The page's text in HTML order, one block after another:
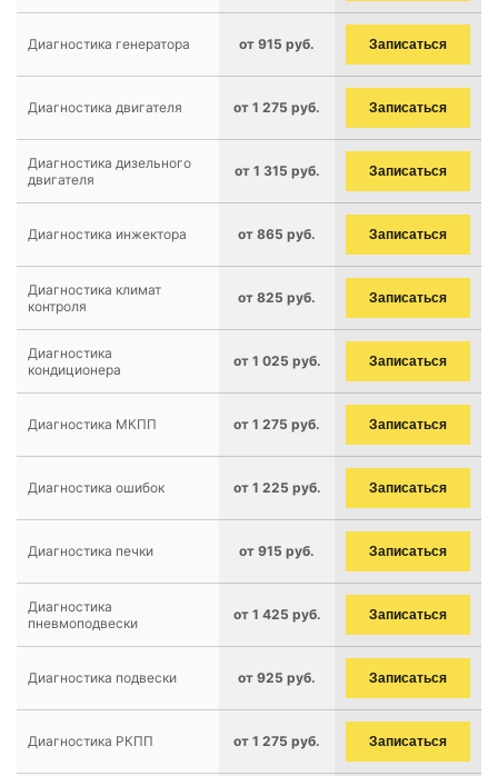
Диагностика генератора от 915 руб. Записаться
Диагностика двигателя от 1 275 руб. Записаться
Диагностика дизельного
двигателя
от 1 315 руб. Записаться
Диагностика инжектора от 865 руб. Записаться
Диагностика климат
контроля
от 825 руб. Записаться
Диагностика
кондиционера
от 1 025 руб. Записаться
Диагностика МКПП от 1 275 руб. Записаться
Диагностика ошибок от 1 225 руб. Записаться
Диагностика печки от 915 руб. Записаться
Диагностика
пневмоподвески
от 1 425 руб. Записаться
Диагностика подвески от 925 руб. Записаться
Диагностика РКПП от 1 275 руб. Записаться